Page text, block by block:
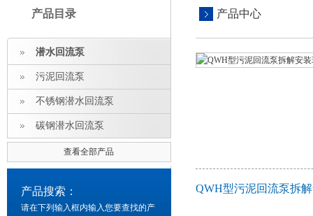
产品目录
潜水回流泵
污泥回流泵
不锈钢潜水回流泵
碳钢潜水回流泵
查看全部产品
产品搜索：
请在下列输入框内输入您要查找的产
产品中心
QWH型污泥回流泵拆